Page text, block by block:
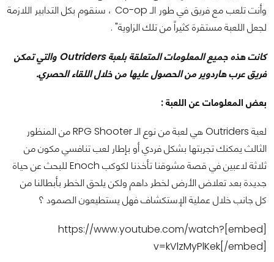
وأنت تلعب مع فريق في طور الـ Co-op ، سنقوم بكل التدابير اللازمة
لجعل اللعبة مستقرة كثيراً من تلك الزاوية" .
كانت هذه جميع المعلومات المتعلقة بلعبة Outriders والتي تمكن
فريق عرب هاردوير من الحصول عليها من خلال اللقاء الحصري.
بعض المعلومات عن اللعبة :
لعبة Outriders هي لعبة من نوع الـ RPG Shooter من المنظور
الثالث يمكنك تجربتها بشكل فردي أو بإطار لعب تنافسي مكون من
ثلاثة لاعبين في قصة مشوقنا تأخذنا لكوكب Enoch للبحث عن حياة
جديدة بعد تعلاض الأرض لخطر داهم ولكن يلحق الخطر بأبطالنا من
كل جانب خلال عملية الإستكشاف فهل يستطيعون الصمود ؟
[embed]https://www.youtube.com/watch?
v=kVlzMyPlKek[/embed]